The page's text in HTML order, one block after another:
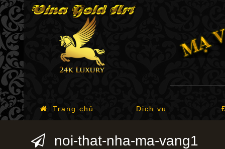
Trang chủ Dịch vụ
noi-that-nha-ma-vang1